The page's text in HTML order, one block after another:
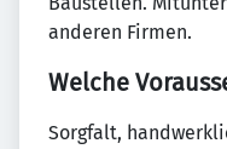
anderen Firmen.
Welche
Sorgfalt,